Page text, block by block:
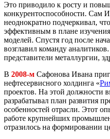
Это приводило к росту и
конкурентоспособности. Сам
неоднократно подчеркивал,
эффективным в плане
моделей. Спустя год после
возглавил команду
представители металлургии,
В 2008-м Сафонова Ивана
нефтесервисного холдинга «
проектов. На этой должности
разрабатывал план развития
особенностей отрасли. Этот
работе крупнейших
отразилось на формировании